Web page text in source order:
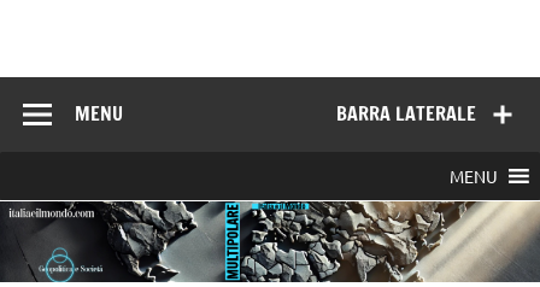
BARRA LATERALE
MENU
MENU